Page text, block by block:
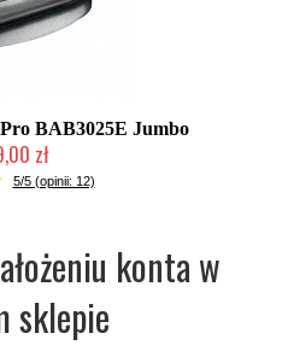
BAB3025E Jumbo
zł
w 24h)
5/5 (opinii: 12)
konta w
sklepie